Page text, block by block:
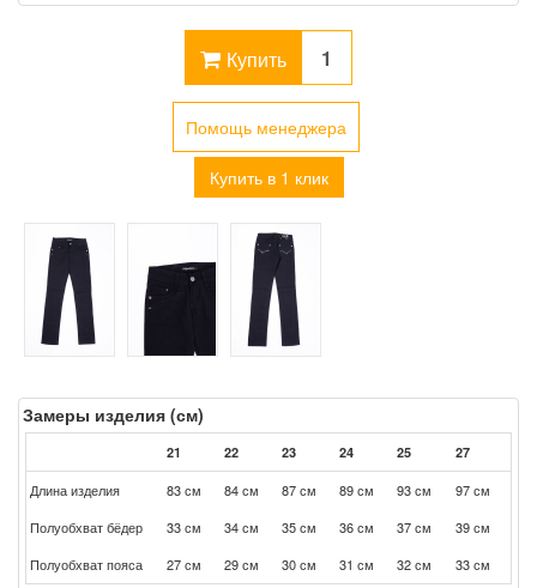
Купить
Помощь менеджера
Купить в 1 клик
Замеры изделия (см)
21 22 23 24 25 27
Длина изделия 83 см 84 см 87 см 89 см 93 см
97 см
Полуобхват бёдер
33 см 34 см 35 см 36 см 37 см
39 см
Полуобхват пояса
27 см 29 см 30 см 31 см 32 см 33 см